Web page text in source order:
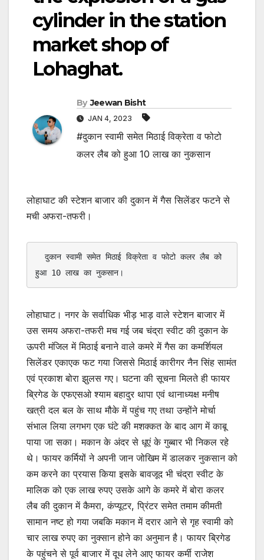
cylinder in the station
market shop of
Lohaghat.
By Jeewan Bisht
JAN 4, 2023
#दुकान स्वामी समेत मिठाई विक्रेता व फोटो
कलर लैब को हुआ 10 लाख का नुकसान
लोहाघाट की स्टेशन बाजार की दुकान में गैस सिलेंडर फटने से
मची अफरा-तफरी।
हुआ 10 लाख का नुकसान।
लोहाघाट। नगर के सर्वाधिक भीड़ भाड़ वाले स्टेशन बाजार में
उस समय अफरा-तफरी मच गई जब चंद्रा स्वीट की दुकान के
ऊपरी मंजिल में मिठाई बनाने वाले कमरे में गैस का कमर्शियल
सिलेंडर एकाएक फट गया जिससे मिठाई कारीगर नैन सिंह सामंत
एवं प्रकाश बोरा झुलस गए। घटना की सूचना मिलते ही फायर
ब्रिगेड के एफएसओ श्याम बहादुर थापा एवं थानाध्यक्ष मनीष
खत्री दल बल के साथ मौके में पहुंच गए तथा उन्होंने मोर्चा
संभाल लिया लगभग एक घंटे की मशक्कत के बाद आग में काबू
पाया जा सका। मकान के अंदर से धूएं के गुब्बार भी निकल रहे
थे। फायर कर्मियों ने अपनी जान जोखिम में डालकर नुकसान को
कम करने का प्रयास किया इसके बावजूद भी चंद्रा स्वीट के
मालिक को एक लाख रुपए उसके आगे के कमरे में बोरा कलर
लैब की दुकान में कैमरा, कंप्यूटर, प्रिंटर समेत तमाम कीमती
सामान नष्ट हो गया जबकि मकान में दरार आने से गृह स्वामी को
चार लाख रुपए का नुक्सान होने का अनुमान है। फायर ब्रिगेड
के पहुंचने से पूर्व बाजार में दूध लेने आए फायर कर्मी राजेश